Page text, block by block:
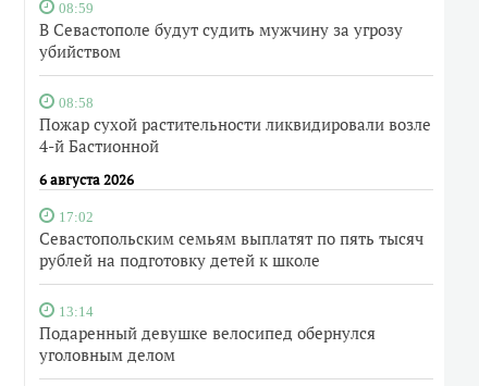
08:59
В Севастополе будут судить мужчину за угрозу
убийством
08:58
Пожар сухой растительности ликвидировали возле
4-й Бастионной
6 августа 2026
17:02
Севастопольским семьям выплатят по пять тысяч
рублей на подготовку детей к школе
13:14
Подаренный девушке велосипед обернулся
уголовным делом